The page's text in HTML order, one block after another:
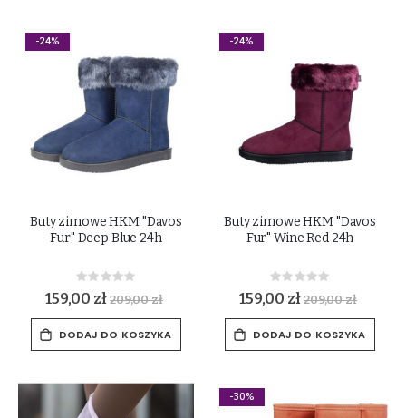
-24%
Buty zimowe HKM "Davos
Fur" Deep Blue 24h
Rating:
0%
159,00 zł209,00 zł
DODAJ DO KOSZYKA
-24%
Buty zimowe HKM "Davos
Fur" Wine Red 24h
Rating:
0%
159,00 zł209,00 zł
DODAJ DO KOSZYKA
-30%